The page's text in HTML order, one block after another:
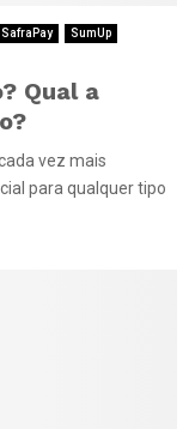
SafraPay
SumUp
Qual a
vez mais
para qualquer tipo